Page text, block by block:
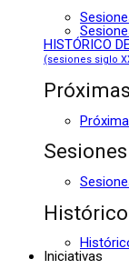
HISTÓRICO
(sesiones siglo
Iniciativas